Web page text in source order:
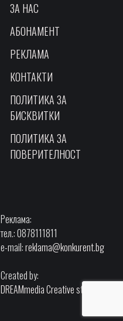
ЗА НАС
АБОНАМЕНТ
РЕКЛАМА
КОНТАКТИ
ПОЛИТИКА ЗА
БИСКВИТКИ
ПОЛИТИКА ЗА
ПОВЕРИТЕЛНОСТ
Реклама:
тел.: 0878111811
e-mail:reklama@konkurent.bg
Created by:
DREAMmedia Creative studio